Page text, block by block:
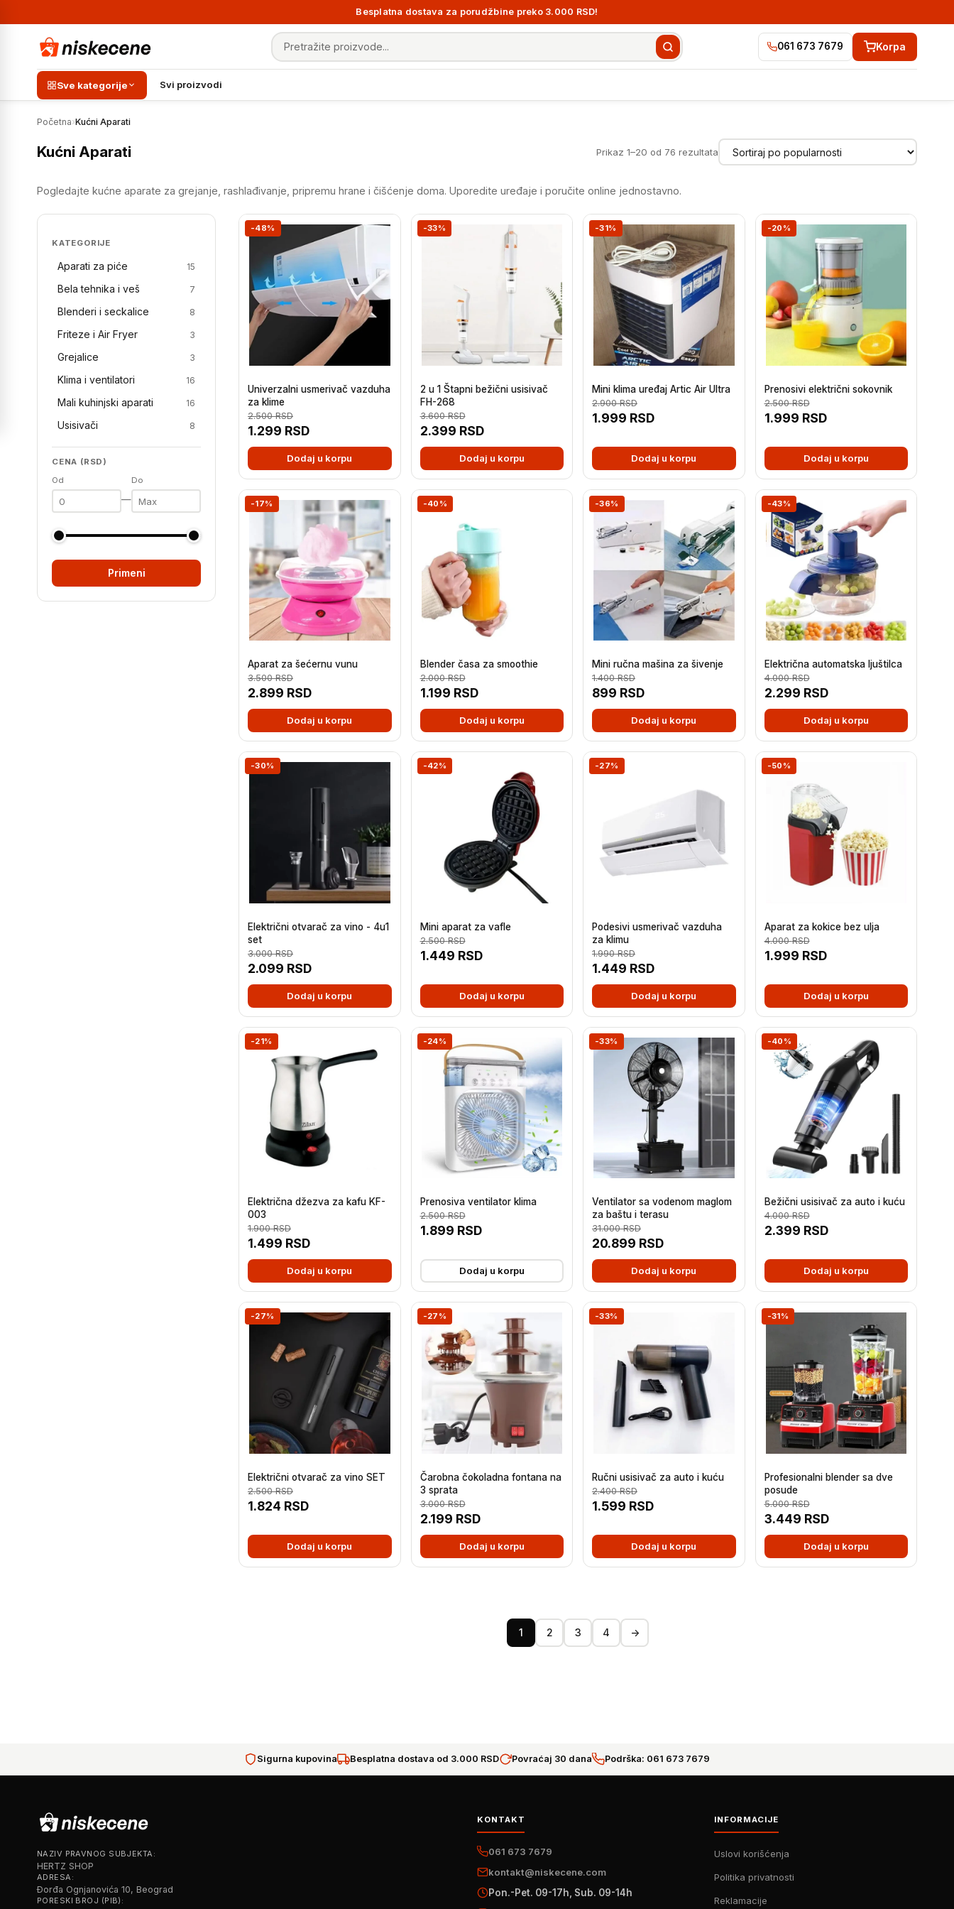
Besplatna dostava za porudžbine preko 3.000 RSD!
Pretraga proizvoda 061 673 7679 Korpa
Sve kategorije Svi proizvodi
Početna›Kućni Aparati
Kućni Aparati Prikaz 1–20 od 76 rezultata Sortirano
po
Pogledajte kućne aparate za grejanje, rashlađivanje, pripremu hrane i čišćenje doma. Uporedite uređaje i poručite online jednostavno.
KATEGORIJE
Aparati za piće 15
Bela tehnika i veš 7
Blenderi i seckalice 8
Friteze i Air Fryer 3
Grejalice 3
Klima i ventilatori 16
Mali kuhinjski aparati 16
Usisivači 8
CENA (RSD)
Od
—
Do
Primeni
-48%
Univerzalni usmerivač vazduha
za klime
1.299 RSD
2.500RSD
Dodaj u korpu
-33%
2 u 1 Štapni bežični usisivač
FH-268
2.399 RSD
3.600RSD
Dodaj u korpu
-31%
Mini klima uređaj Artic Air Ultra
1.999 RSD
2.900RSD
Dodaj u korpu
-20%
Prenosivi električni sokovnik
1.999 RSD
2.500RSD
Dodaj u korpu
-17%
Aparat za šećernu vunu
2.899 RSD
3.500RSD
Dodaj u korpu
-40%
Blender časa za smoothie
1.199 RSD
2.000RSD
Dodaj u korpu
-36%
Mini ručna mašina za šivenje
899 RSD
1.400RSD
Dodaj u korpu
-43%
Električna automatska ljuštilca
2.299 RSD
4.000RSD
Dodaj u korpu
-30%
Električni otvarač za vino - 4u1
set
2.099 RSD
3.000RSD
Dodaj u korpu
-42%
Mini aparat za vafle
1.449 RSD
2.500RSD
Dodaj u korpu
-27%
Podesivi usmerivač vazduha
za klimu
1.449 RSD
1.990RSD
Dodaj u korpu
-50%
Aparat za kokice bez ulja
1.999 RSD
4.000RSD
Dodaj u korpu
-21%
Električna džezva za kafu KF-
003
1.499 RSD
1.900RSD
Dodaj u korpu
-24%
Prenosiva ventilator klima
1.899 RSD
2.500RSD
Dodaj u korpu
-33%
Ventilator sa vodenom maglom
za baštu i terasu
20.899 RSD
31.000RSD
Dodaj u korpu
-40%
Bežični usisivač za auto i kuću
2.399 RSD
4.000RSD
Dodaj u korpu
-27%
Električni otvarač za vino SET
1.824 RSD
2.500RSD
Dodaj u korpu
-27%
Čarobna čokoladna fontana na
3 sprata
2.199 RSD
3.000RSD
Dodaj u korpu
-33%
Ručni usisivač za auto i kuću
1.599 RSD
2.400RSD
Dodaj u korpu
-31%
Profesionalni blender sa dve
posude
3.449 RSD
5.000RSD
Dodaj u korpu
1 2 3 4 →
Sigurna kupovina Besplatna dostava od 3.000 RSD Povraćaj 30 dana Podrška: 061 673 7679
NAZIV PRAVNOG SUBJEKTA:
HERTZ SHOP
ADRESA:
Đorđa Ognjanovića 10, Beograd
PORESKI BROJ (PIB):
KONTAKT
061 673 7679
kontakt@niskecene.com
Pon.-Pet. 09-17h, Sub. 09-14h
INFORMACIJE
Uslovi korišćenja
Politika privatnosti
Reklamacije